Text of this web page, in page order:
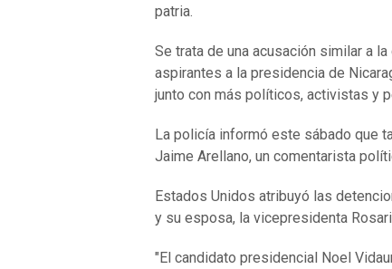
patria.
Se trata de una acusación similar a
aspirantes a la presidencia de
junto con más políticos, activistas y
La policía informó este sábado que
Jaime Arellano, un comentarista
Estados Unidos atribuyó las
y su esposa, la vicepresidenta
"El candidato presidencial Noel